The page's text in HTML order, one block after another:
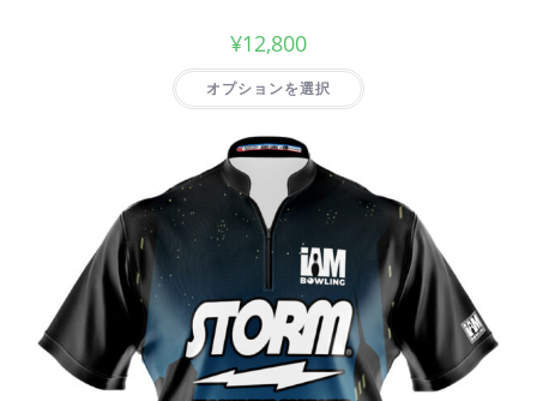
¥12,800
オプションを選択